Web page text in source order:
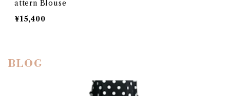
attern Blouse
¥15,400
BLOG